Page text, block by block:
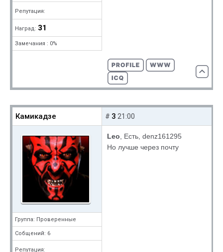
Репутация:
Наград: 31
Замечания : 0%
Камикадзе
Группа: Проверенные
Собщений: 6
Репутация:
# 3 21:00
Leo , Есть, denz161295
Но лучше через почту